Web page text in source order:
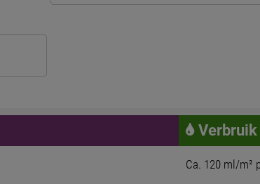
Verbruik
Ca. 120 ml/m²